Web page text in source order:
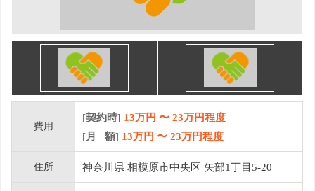
費用
[契約時] 13万円 〜 23万円程度
[月 額] 13万円 〜 23万円程度
住所 神奈川県 相模原市中央区 矢部1丁目5-20